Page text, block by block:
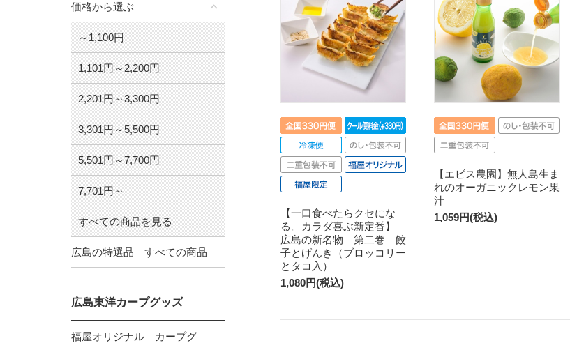
価格から選ぶ
～1,100円
1,101円～2,200円
2,201円～3,300円
3,301円～5,500円
5,501円～7,700円
7,701円～
すべての商品を見る
広島の特選品 すべての商品
広島東洋カープグッズ
福屋オリジナル カープグ
【一口食べたらクセにな
る。カラダ喜ぶ新定番】
広島の新名物 第二巻 餃
子とげんき（ブロッコリー
とタコ入）
1,080円(税込)
【エビス農園】無人島生ま
れのオーガニックレモン果
汁
1,059円(税込)